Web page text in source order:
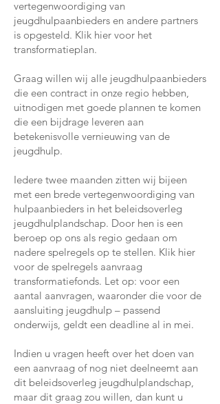
vertegenwoordiging van
jeugdhulpaanbieders en andere partners
is opgesteld. Klik hier voor het
transformatieplan.
Graag willen wij alle jeugdhulpaanbieders
die een contract in onze regio hebben,
uitnodigen met goede plannen te komen
die een bijdrage leveren aan
betekenisvolle vernieuwing van de
jeugdhulp.
Iedere twee maanden zitten wij bijeen
met een brede vertegenwoordiging van
hulpaanbieders in het beleidsoverleg
jeugdhulplandschap. Door hen is een
beroep op ons als regio gedaan om
nadere spelregels op te stellen. Klik hier
voor de spelregels aanvraag
transformatiefonds. Let op: voor een
aantal aanvragen, waaronder die voor de
aansluiting jeugdhulp – passend
onderwijs, geldt een deadline al in mei.
Indien u vragen heeft over het doen van
een aanvraag of nog niet deelneemt aan
dit beleidsoverleg jeugdhulplandschap,
maar dit graag zou willen, dan kunt u